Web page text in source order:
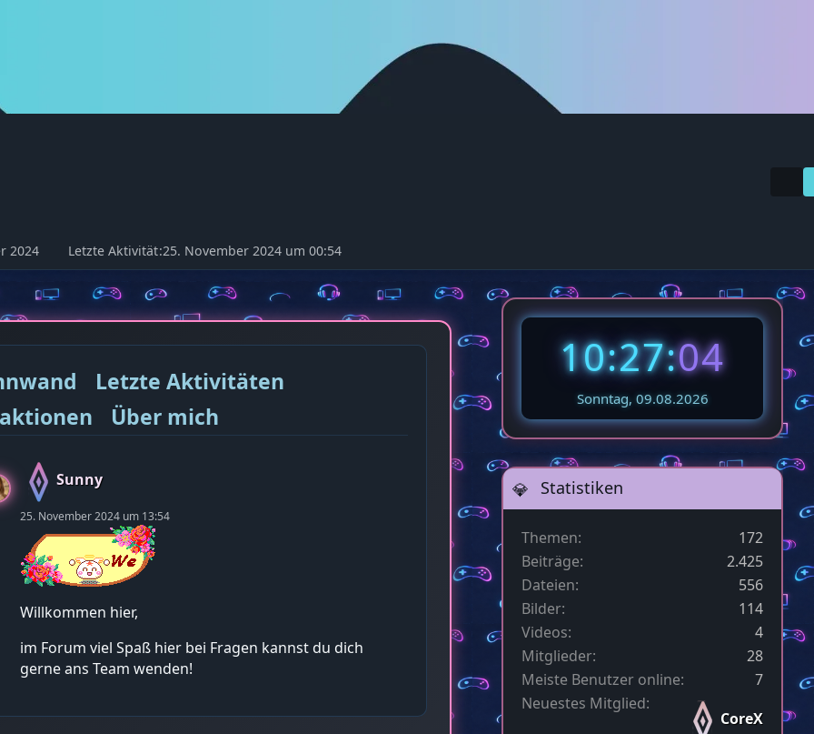
2024 Letzte Aktivität 25. November 2024 um 00:54
Letzte Aktivitäten
Über mich
Sunny
25. November 2024 um 13:54
Willkommen hier,
im Forum viel Spaß hier bei Fragen kannst du dich
gerne ans Team wenden!
10:27:05
Sonntag, 09.08.2026
Statistiken
Themen
172
Beiträge
2.425
Dateien
556
Bilder
114
Videos
4
Mitglieder
28
Meiste Benutzer online
7
Neuestes Mitglied
CoreX